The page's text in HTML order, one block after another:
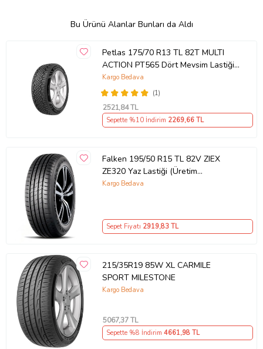
Bu Ürünü Alanlar Bunları da Aldı
Petlas 175/70 R13 TL 82T MULTI
ACTION PT565 Dört Mevsim Lastiği
(Üretim Tarihi:2026)
(1)
Kargo Bedava
2521,84 TL
Sepette %10 İndirim 2269,66 TL
Falken 195/50 R15 TL 82V ZIEX
ZE320 Yaz Lastiği (Üretim
Tarihi:2025)
Kargo Bedava
Sepet Fiyatı 2919,83 TL
215/35R19 85W XL CARMILE
SPORT MILESTONE
Kargo Bedava
5067,37 TL
Sepette %8 İndirim 4661,98 TL